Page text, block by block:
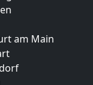
am Main